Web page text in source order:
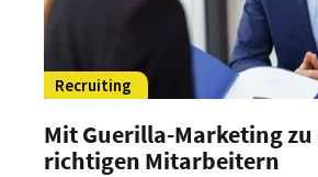
Recruiting
Mit Guerilla-Marketing zu
richtigen Mitarbeitern